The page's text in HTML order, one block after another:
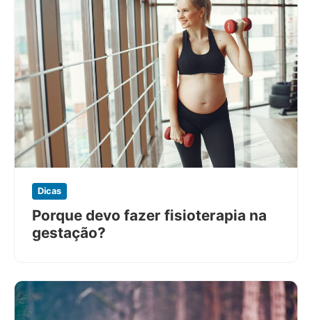
Dicas
Porque devo fazer fisioterapia na
gestação?